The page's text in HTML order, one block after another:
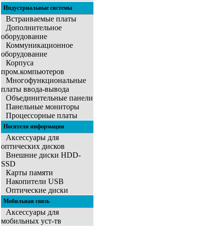
Индустриальные системы
Встраиваемые платы
Дополнительное
оборудование
Коммуникационное
оборудование
Корпуса
пром.компьютеров
Многофункциональные
платы ввода-вывода
Объединительные панели
Панельные мониторы
Процессорные платы
Носители информации
Аксессуары для
оптических дисков
Внешние диски HDD-
SSD
Карты памяти
Накопители USB
Оптические диски
Мобильная связь
Аксессуары для
мобильных уст-тв